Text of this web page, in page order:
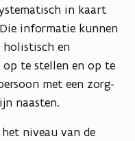
in kaart
informatie kunnen
holistisch en
te stellen en op te
met een zorg-
naasten.
niveau van de